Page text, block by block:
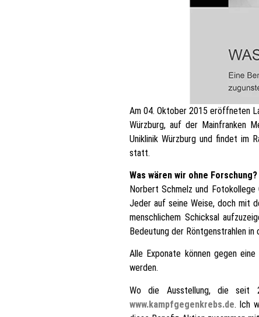
Am 04. Oktober 2015 eröffneten
Würzburg, auf der Mainfranken
Uniklinik Würzburg und findet im
statt.
Was wären wir ohne Forschung?
Norbert Schmelz und
Jeder auf seine Weise, doch mit
menschlichem Schicksal
Bedeutung der Röntgenstrahlen
Alle Exponate können gegen
werden.
Wo die Ausstellung, die seit
www.kampfgegenkrebs.de. Ich